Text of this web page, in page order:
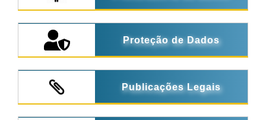
Proteção de Dados
Publicações Legais